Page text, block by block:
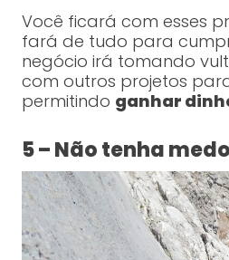
Você ficará com esses
fará de tudo para
negócio irá tomando
com outros projetos
permitindo ganhar
5 – Não tenha